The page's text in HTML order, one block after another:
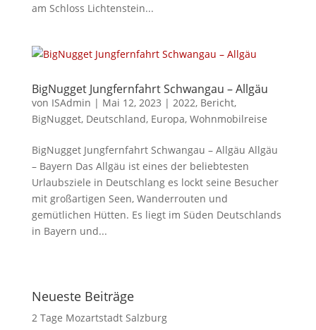
am Schloss Lichtenstein...
BigNugget Jungfernfahrt Schwangau – Allgäu
von ISAdmin | Mai 12, 2023 | 2022, Bericht,
BigNugget, Deutschland, Europa, Wohnmobilreise
BigNugget Jungfernfahrt Schwangau – Allgäu Allgäu
– Bayern Das Allgäu ist eines der beliebtesten
Urlaubsziele in Deutschlang es lockt seine Besucher
mit großartigen Seen, Wanderrouten und
gemütlichen Hütten. Es liegt im Süden Deutschlands
in Bayern und...
Neueste Beiträge
2 Tage Mozartstadt Salzburg